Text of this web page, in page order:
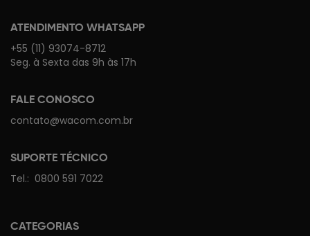
ATENDIMENTO WHATSAPP
+55 (11) 93074-8712
Seg. à Sexta das 9h às 17h
FALE CONOSCO
contato@wacom.com.br
SUPORTE TÉCNICO
Tel.: 0800 591 7022
CATEGORIAS